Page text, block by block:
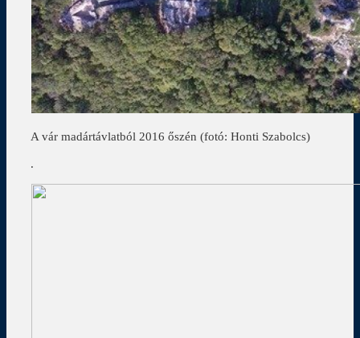
A vár madártávlatból 2016 őszén (fotó: Honti Szabolcs)
.